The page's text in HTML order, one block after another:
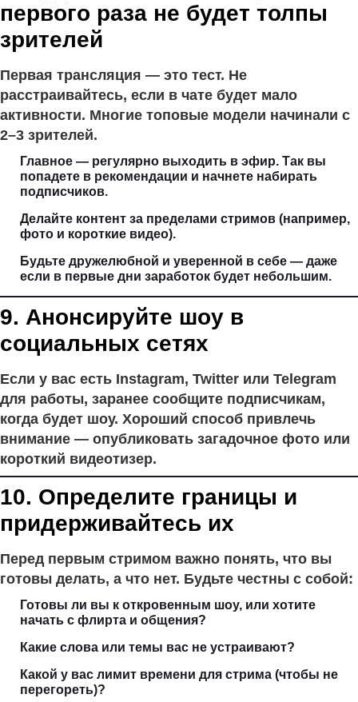
первого раза не будет толпы
зрителей
Первая трансляция — это тест. Не
расстраивайтесь, если в чате будет мало
активности. Многие топовые модели начинали с
2–3 зрителей.
Главное — регулярно выходить в эфир. Так вы
попадете в рекомендации и начнете набирать
подписчиков.
Делайте контент за пределами стримов (например,
фото и короткие видео).
Будьте дружелюбной и уверенной в себе — даже
если в первые дни заработок будет небольшим.
9. Анонсируйте шоу в
социальных сетях
Если у вас есть Instagram, Twitter или Telegram
для работы, заранее сообщите подписчикам,
когда будет шоу. Хороший способ привлечь
внимание — опубликовать загадочное фото или
короткий видеотизер.
10. Определите границы и
придерживайтесь их
Перед первым стримом важно понять, что вы
готовы делать, а что нет. Будьте честны с собой:
Готовы ли вы к откровенным шоу, или хотите
начать с флирта и общения?
Какие слова или темы вас не устраивают?
Какой у вас лимит времени для стрима (чтобы не
перегореть)?